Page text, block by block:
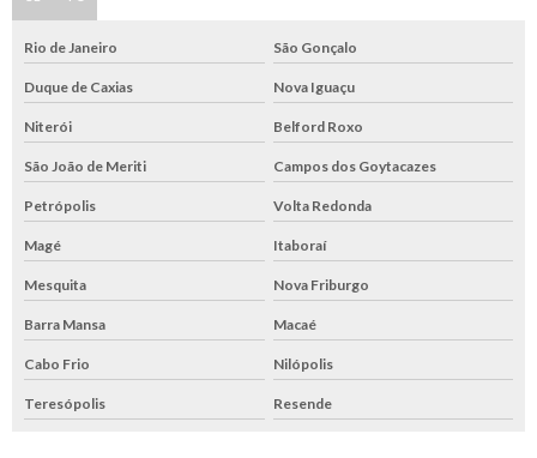
Rio de Janeiro São Gonçalo
Duque de Caxias Nova Iguaçu
Niterói Belford Roxo
São João de Meriti Campos dos Goytacazes
Petrópolis Volta Redonda
Magé Itaboraí
Mesquita Nova Friburgo
Barra Mansa Macaé
Cabo Frio Nilópolis
Teresópolis Resende